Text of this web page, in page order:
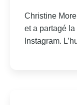
Christine
et a partagé
Instagram.